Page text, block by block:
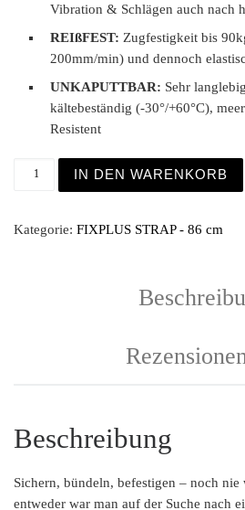
Vibration & Schlägen auch nach
REIßFEST: Zugfestigkeit bis
200mm/min) und dennoch
UNKAPUTTBAR: Sehr
kältebeständig (-30°/+60°C),
Resistent
IN DEN WARENKORB
Kategorie: FIXPLUS STRAP - 86 cm
Beschreibung
Sichern, bündeln, befestigen – noch nie
entweder war man auf der Suche nach